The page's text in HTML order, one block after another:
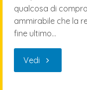
qualcosa di
ammirabile che la
fine ultimo…
Vedi "Vorrei